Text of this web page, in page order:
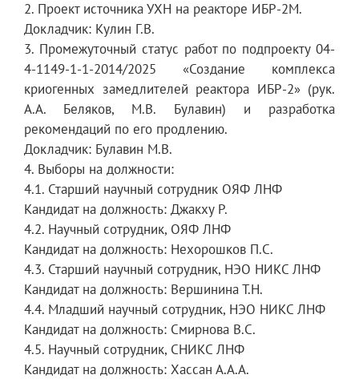
2. Проект источника УХН на реакторе ИБР-2М.
Докладчик: Кулин Г.В.
3. Промежуточный статус работ по подпроекту 04-
4-1149-1-1-2014/2025 «Создание комплекса
криогенных замедлителей реактора ИБР-2» (рук.
А.А. Беляков, М.В. Булавин) и разработка
рекомендаций по его продлению.
Докладчик: Булавин М.В.
4. Выборы на должности:
4.1. Старший научный сотрудник ОЯФ ЛНФ
Кандидат на должность: Джакху Р.
4.2. Научный сотрудник, ОЯФ ЛНФ
Кандидат на должность: Нехорошков П.С.
4.3. Старший научный сотрудник, НЭО НИКС ЛНФ
Кандидат на должность: Вершинина Т.Н.
4.4. Младший научный сотрудник, НЭО НИКС ЛНФ
Кандидат на должность: Смирнова В.С.
4.5. Научный сотрудник, СНИКС ЛНФ
Кандидат на должность: Хассан А.А.А.